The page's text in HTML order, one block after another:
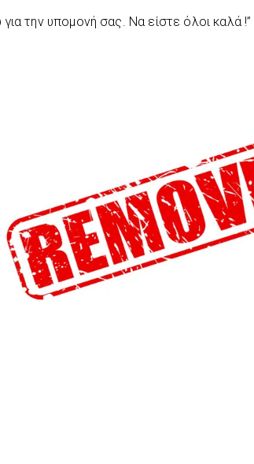
την υπομονή σας. Να είστε όλοι καλά !”